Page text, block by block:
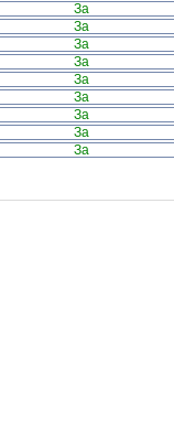
За
За
За
За
За
За
За
За
За